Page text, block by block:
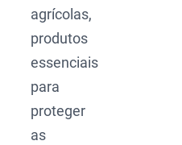
agrícolas,
produtos
essenciais
para
proteger
as